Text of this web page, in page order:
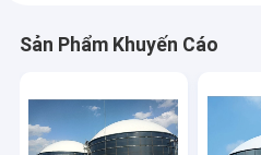
Sản Phẩm Khuyến Cáo